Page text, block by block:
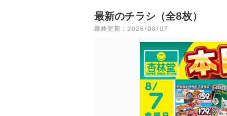
最新のチラシ（全8枚）
最終更新：2026/08/07